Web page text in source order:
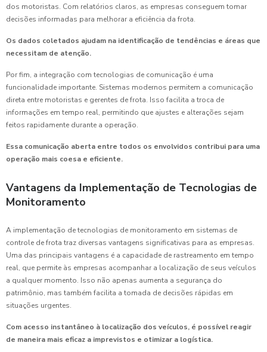
dos motoristas. Com relatórios claros, as empresas conseguem tomar
decisões informadas para melhorar a eficiência da frota.
Os dados coletados ajudam na identificação de tendências e áreas que
necessitam de atenção.
Por fim, a integração com tecnologias de comunicação é uma
funcionalidade importante. Sistemas modernos permitem a comunicação
direta entre motoristas e gerentes de frota. Isso facilita a troca de
informações em tempo real, permitindo que ajustes e alterações sejam
feitos rapidamente durante a operação.
Essa comunicação aberta entre todos os envolvidos contribui para uma
operação mais coesa e eficiente.
Vantagens da Implementação de Tecnologias de
Monitoramento
A implementação de tecnologias de monitoramento em sistemas de
controle de frota traz diversas vantagens significativas para as empresas.
Uma das principais vantagens é a capacidade de rastreamento em tempo
real, que permite às empresas acompanhar a localização de seus veículos
a qualquer momento. Isso não apenas aumenta a segurança do
patrimônio, mas também facilita a tomada de decisões rápidas em
situações urgentes.
Com acesso instantâneo à localização dos veículos, é possível reagir
de maneira mais eficaz a imprevistos e otimizar a logística.